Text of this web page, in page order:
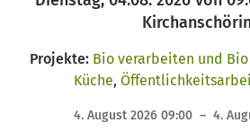
Projekte: Bio verarbeiten und
Küche,
4. August 2026 09:00 – 4.